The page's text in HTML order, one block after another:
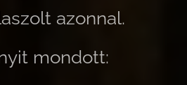
azonnal.
mondott: